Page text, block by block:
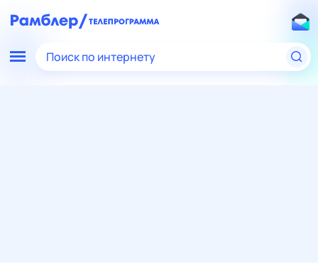
Поиск по интернету